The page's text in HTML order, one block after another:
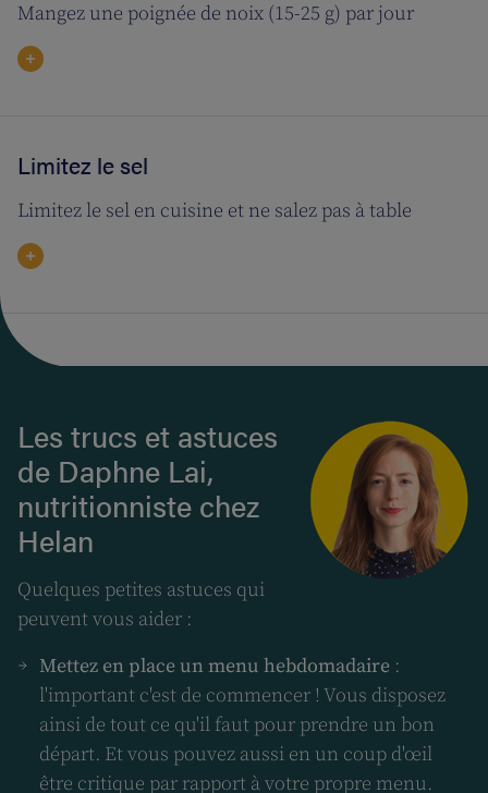
Mangez une poignée de noix (15-25 g) par jour
Limitez le sel
Limitez le sel en cuisine et ne salez pas à table
Les trucs et astuces
de Daphne Lai,
nutritionniste chez
Helan
Quelques petites astuces qui
peuvent vous aider :
Mettez en place un menu hebdomadaire :
l'important c'est de commencer ! Vous disposez
ainsi de tout ce qu'il faut pour prendre un bon
départ. Et vous pouvez aussi en un coup d'œil
être critique par rapport à votre propre menu.